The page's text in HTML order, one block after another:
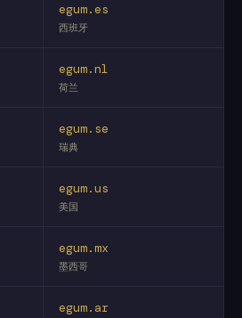
egum.es
西班牙
egum.nl
荷兰
egum.se
瑞典
egum.us
美国
egum.mx
墨西哥
egum.ar